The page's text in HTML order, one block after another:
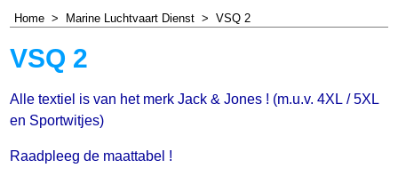
Home > Marine Luchtvaart Dienst > VSQ 2
VSQ 2
Alle textiel is van het merk Jack & Jones ! (m.u.v. 4XL / 5XL
en Sportwitjes)
Raadpleeg de maattabel !